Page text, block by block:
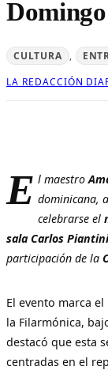
Domingo
CULTURA ,
LA REDACCIÓN
E l maestro
dominicana,
celebrarse el
sala Carlos Piantini
participación de la
El evento marca
la Filarmónica,
destacó que esta
centradas en el